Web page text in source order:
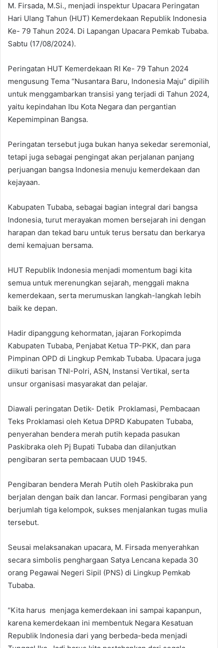
M. Firsada, M.Si., menjadi inspektur Upacara Peringatan
Hari Ulang Tahun (HUT) Kemerdekaan Republik Indonesia
Ke- 79 Tahun 2024. Di Lapangan Upacara Pemkab Tubaba.
Sabtu (17/08/2024).
Peringatan HUT Kemerdekaan RI Ke- 79 Tahun 2024
mengusung Tema “Nusantara Baru, Indonesia Maju” dipilih
untuk menggambarkan transisi yang terjadi di Tahun 2024,
yaitu kepindahan Ibu Kota Negara dan pergantian
Kepemimpinan Bangsa.
Peringatan tersebut juga bukan hanya sekedar seremonial,
tetapi juga sebagai pengingat akan perjalanan panjang
perjuangan bangsa Indonesia menuju kemerdekaan dan
kejayaan.
Kabupaten Tubaba, sebagai bagian integral dari bangsa
Indonesia, turut merayakan momen bersejarah ini dengan
harapan dan tekad baru untuk terus bersatu dan berkarya
demi kemajuan bersama.
HUT Republik Indonesia menjadi momentum bagi kita
semua untuk merenungkan sejarah, menggali makna
kemerdekaan, serta merumuskan langkah-langkah lebih
baik ke depan.
Hadir dipanggung kehormatan, jajaran Forkopimda
Kabupaten Tubaba, Penjabat Ketua TP-PKK, dan para
Pimpinan OPD di Lingkup Pemkab Tubaba. Upacara juga
diikuti barisan TNI-Polri, ASN, Instansi Vertikal, serta
unsur organisasi masyarakat dan pelajar.
Diawali peringatan Detik- Detik Proklamasi, Pembacaan
Teks Proklamasi oleh Ketua DPRD Kabupaten Tubaba,
penyerahan bendera merah putih kepada pasukan
Paskibraka oleh Pj Bupati Tubaba dan dilanjutkan
pengibaran serta pembacaan UUD 1945.
Pengibaran bendera Merah Putih oleh Paskibraka pun
berjalan dengan baik dan lancar. Formasi pengibaran yang
berjumlah tiga kelompok, sukses menjalankan tugas mulia
tersebut.
Seusai melaksanakan upacara, M. Firsada menyerahkan
secara simbolis penghargaan Satya Lencana kepada 30
orang Pegawai Negeri Sipil (PNS) di Lingkup Pemkab
Tubaba.
“Kita harus menjaga kemerdekaan ini sampai kapanpun,
karena kemerdekaan ini membentuk Negara Kesatuan
Republik Indonesia dari yang berbeda-beda menjadi